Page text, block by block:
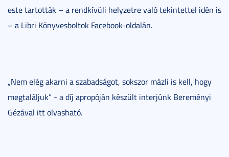
este tartották – a rendkívüli helyzetre való tekintettel idén is
– a Libri Könyvesboltok Facebook-oldalán.
„Nem elég akarni a szabadságot, sokszor mázli is kell, hogy
megtaláljuk” - a díj apropóján készült interjúnk Bereményi
Gézával itt olvasható.